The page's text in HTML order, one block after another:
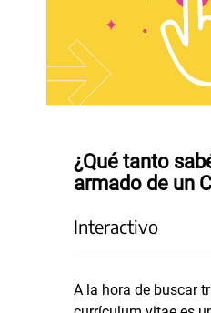
¿Qué tanto
armado de un
Interactivo
A la hora de buscar